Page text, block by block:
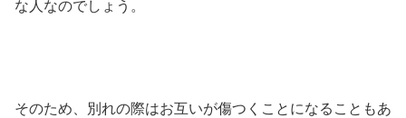
な人なのでしょう。
そのため、別れの際はお互いが傷つくことになることもあ